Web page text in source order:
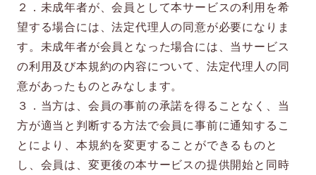
２．未成年者が、会員として本サービスの利用を希
望する場合には、法定代理人の同意が必要になりま
す。未成年者が会員となった場合には、当サービス
の利用及び本規約の内容について、法定代理人の同
意があったものとみなします。
３．当方は、会員の事前の承諾を得ることなく、当
方が適当と判断する方法で会員に事前に通知するこ
とにより、本規約を変更することができるものと
し、会員は、変更後の本サービスの提供開始と同時